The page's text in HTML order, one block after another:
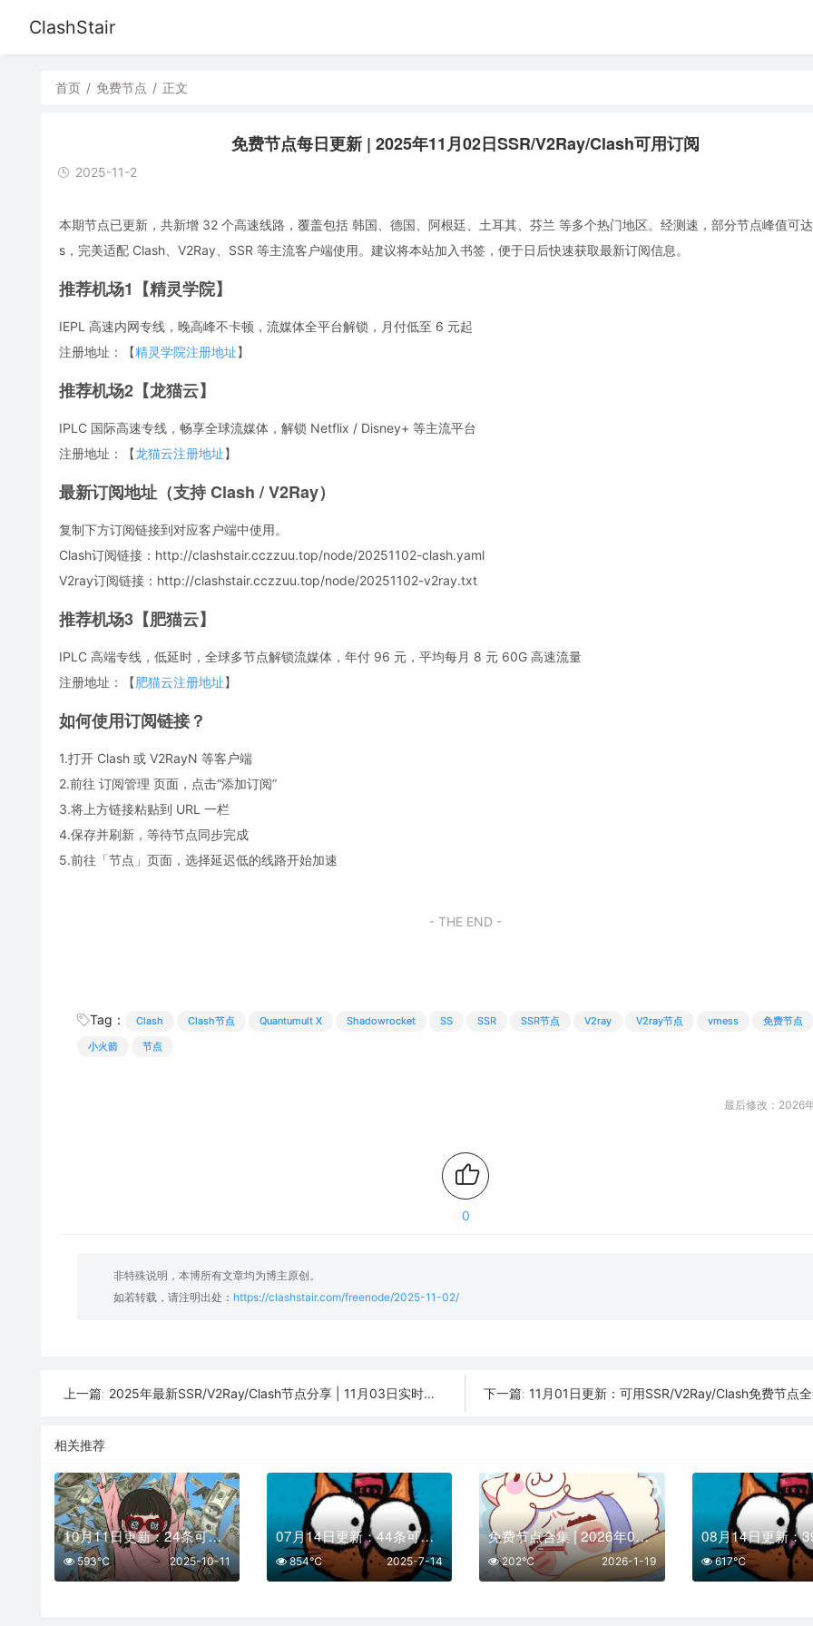
ClashStair
首页 / 免费节点 / 正文
免费节点每日更新 | 2025年11月02日SSR/V2Ray/Clash可用订阅
2025-11-2
本期节点已更新，共新增 32 个高速线路，覆盖包括 韩国、德国、阿根廷、土耳其、芬兰 等多个热门地区。经测速，部分节点峰值可
s，完美适配 Clash、V2Ray、SSR 等主流客户端使用。建议将本站加入书签，便于日后快速获取最新订阅信息。
推荐机场1【精灵学院】
IEPL 高速内网专线，晚高峰不卡顿，流媒体全平台解锁，月付低至 6 元起
注册地址：【精灵学院注册地址】
推荐机场2【龙猫云】
IPLC 国际高速专线，畅享全球流媒体，解锁 Netflix / Disney+ 等主流平台
注册地址：【龙猫云注册地址】
最新订阅地址（支持 Clash / V2Ray）
复制下方订阅链接到对应客户端中使用。
Clash订阅链接：http://clashstair.cczzuu.top/node/20251102-clash.yaml
V2ray订阅链接：http://clashstair.cczzuu.top/node/20251102-v2ray.txt
推荐机场3【肥猫云】
IPLC 高端专线，低延时，全球多节点解锁流媒体，年付 96 元，平均每月 8 元 60G 高速流量
注册地址：【肥猫云注册地址】
如何使用订阅链接？
1.打开 Clash 或 V2RayN 等客户端
2.前往 订阅管理 页面，点击“添加订阅”
3.将上方链接粘贴到 URL 一栏
4.保存并刷新，等待节点同步完成
5.前往「节点」页面，选择延迟低的线路开始加速
- THE END -
Tag： Clash Clash节点 Quantumult X Shadowrocket SS SSR SSR节点 V2ray V2ray节点 vmess
免费节点
小火箭
节点
最后修改：2026
0
非特殊说明，本博所有文章均为博主原创。
如若转载，请注明出处： https://clashstair.com/freenode/2025-11-02/
上一篇: 2025年最新SSR/V2Ray/Clash节点分享 | 11月03日实时可用 下一篇: 11月01日更新：可用SSR/V2Ray/Clash免费节点全集
相关推荐
10月11日更新：24条可用免费节点 | 2025年SSR/V2ray/Clash订阅链接
2025-10-11
593℃
07月14日更新：44条可用免费节点 | 2025年SSR/V2ray/Clash订阅链接
2025-7-14
854℃
免费节点合集 | 2026年01月19日SSR/V2Ray/Clash订阅整理
2026-1-19
202℃ 617℃